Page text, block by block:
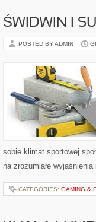
ŚWIDWIN I
POSTED BY ADMIN
sobie klimat sportowej
na zrozumiałe
CATEGORIES: GAMING &